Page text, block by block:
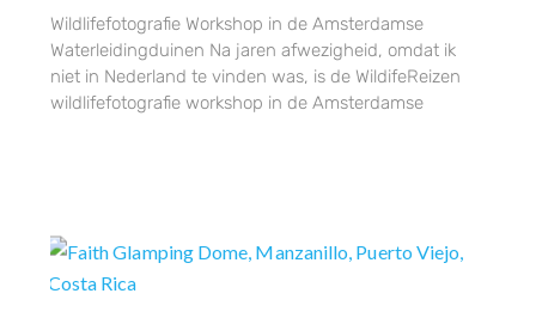
Wildlifefotografie Workshop in de Amsterdamse
Waterleidingduinen Na jaren afwezigheid, omdat ik
niet in Nederland te vinden was, is de WildifeReizen
wildlifefotografie workshop in de Amsterdamse